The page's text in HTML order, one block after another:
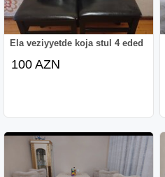
Ela veziyyetde koja stul 4 eded
100 AZN